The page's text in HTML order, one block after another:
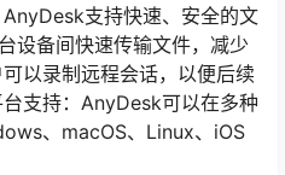
支持快速、安全的文
设备间快速传输文件，减少
以录制远程会话，以便后续
支持：AnyDesk可以在多种
、macOS、Linux、iOS